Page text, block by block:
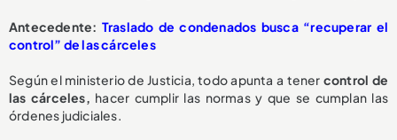
Antecedente: Traslado de condenados busca “recuperar el
control” de las cárceles
Según el ministerio de Justicia, todo apunta a tener control de
las cárceles, hacer cumplir las normas y que se cumplan las
órdenes judiciales.